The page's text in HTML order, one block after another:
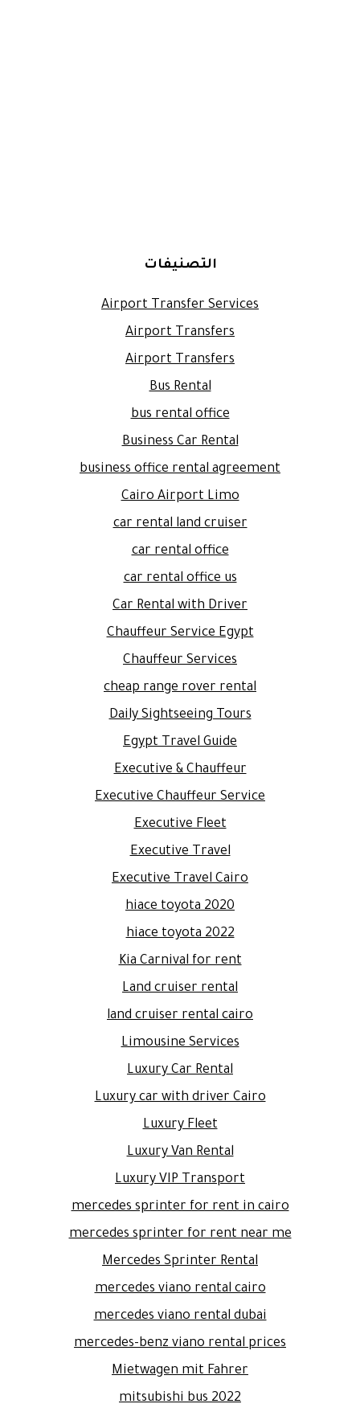
التصنيفات
Airport Transfer Services
Airport Transfers
Airport Transfers
Bus Rental
bus rental office
Business Car Rental
business office rental agreement
Cairo Airport Limo
car rental land cruiser
car rental office
car rental office us
Car Rental with Driver
Chauffeur Service Egypt
Chauffeur Services
cheap range rover rental
Daily Sightseeing Tours
Egypt Travel Guide
Executive & Chauffeur
Executive Chauffeur Service
Executive Fleet
Executive Travel
Executive Travel Cairo
hiace toyota 2020
hiace toyota 2022
Kia Carnival for rent
Land cruiser rental
land cruiser rental cairo
Limousine Services
Luxury Car Rental
Luxury car with driver Cairo
Luxury Fleet
Luxury Van Rental
Luxury VIP Transport
mercedes sprinter for rent in cairo
mercedes sprinter for rent near me
Mercedes Sprinter Rental
mercedes viano rental cairo
mercedes viano rental dubai
mercedes-benz viano rental prices
Mietwagen mit Fahrer
mitsubishi bus 2022